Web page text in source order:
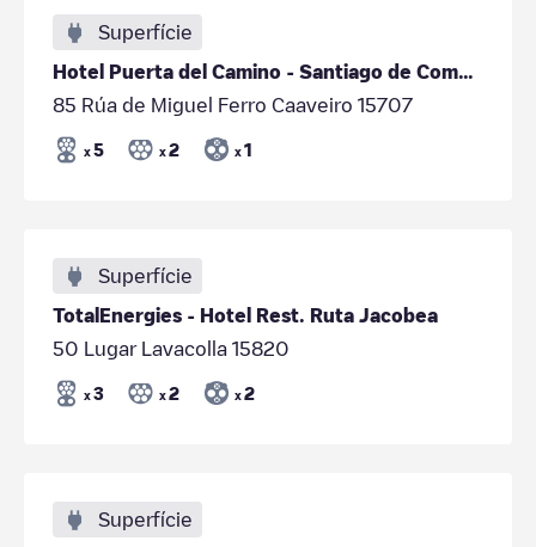
Superfície
Hotel Puerta del Camino - Santiago de Compostela
85 Rúa de Miguel Ferro Caaveiro 15707
x 5 x 2 x 1
Superfície
TotalEnergies - Hotel Rest. Ruta Jacobea
50 Lugar Lavacolla 15820
x 3 x 2 x 2
Superfície